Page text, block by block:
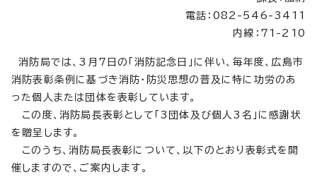
電話：082-546-3411
内線：71-210
消防局では、3月7日の「消防記念日」に伴い、毎年度、広島市
消防表彰条例に基づき消防・防災思想の普及に特に功労のあ
った個人または団体を表彰しています。
この度、消防局長表彰として「3団体及び個人3名」に感謝状
を贈呈します。
このうち、消防局長表彰について、以下のとおり表彰式を開
催しますので、ご案内します。